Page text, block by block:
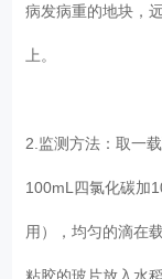
病发病重的地块，
上。
2.监测方法：取一
100mL四氯化碳加
用），均匀的滴在
粘胶的玻片放入水